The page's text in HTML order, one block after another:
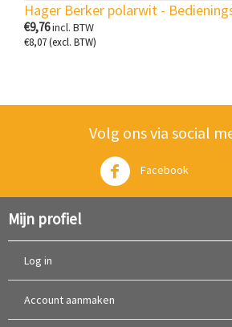
Hager Berker polarwit -
€9,76incl. BTW
€8,07(excl. BTW)
Volg ons via social
Facebook
Mijn profiel
Log in
Account aanmaken